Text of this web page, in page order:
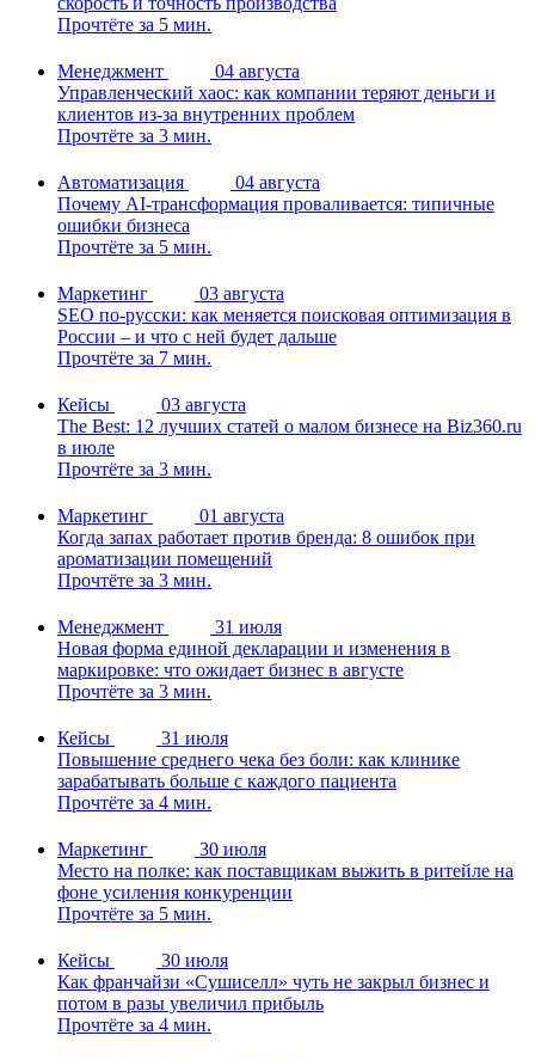
Прочтёте за 5 мин.
Менеджмент
04 августа
Управленческий хаос: как компании теряют деньги и
клиентов из-за внутренних проблем
Прочтёте за 3 мин.
Автоматизация
04 августа
Почему AI-трансформация проваливается: типичные
ошибки бизнеса
Прочтёте за 5 мин.
Маркетинг
03 августа
SEO по-русски: как меняется поисковая оптимизация в
России – и что с ней будет дальше
Прочтёте за 7 мин.
Кейсы
03 августа
The Best: 12 лучших статей о малом бизнесе на Biz360.ru
в июле
Прочтёте за 3 мин.
Маркетинг
01 августа
Когда запах работает против бренда: 8 ошибок при
ароматизации помещений
Прочтёте за 3 мин.
Менеджмент
31 июля
Новая форма единой декларации и изменения в
маркировке: что ожидает бизнес в августе
Прочтёте за 3 мин.
Кейсы
31 июля
Повышение среднего чека без боли: как клинике
зарабатывать больше с каждого пациента
Прочтёте за 4 мин.
Маркетинг
30 июля
Место на полке: как поставщикам выжить в ритейле на
фоне усиления конкуренции
Прочтёте за 5 мин.
Кейсы
30 июля
Как франчайзи «Сушиселл» чуть не закрыл бизнес и
потом в разы увеличил прибыль
Прочтёте за 4 мин.